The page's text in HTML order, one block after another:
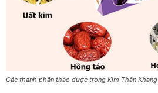
Các thành phần thảo dược trong Kim Thần Khang